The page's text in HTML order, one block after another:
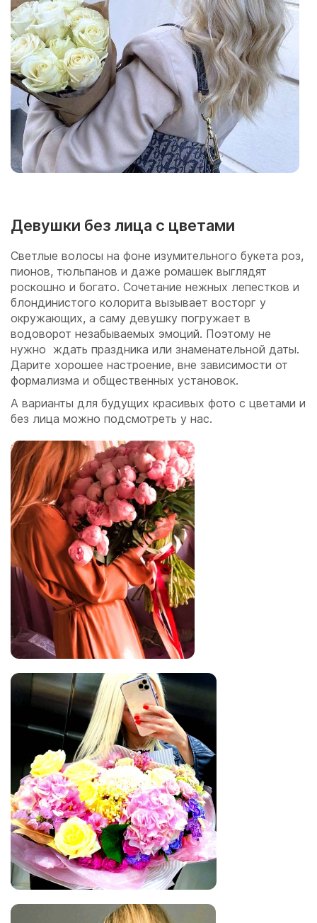
Девушки без лица с цветами
Светлые волосы на фоне изумительного букета роз,
пионов, тюльпанов и даже ромашек выглядят
роскошно и богато. Сочетание нежных лепестков и
блондинистого колорита вызывает восторг у
окружающих, а саму девушку погружает в
водоворот незабываемых эмоций. Поэтому не
нужно ждать праздника или знаменательной даты.
Дарите хорошее настроение, вне зависимости от
формализма и общественных установок.
А варианты для будущих красивых фото с цветами и
без лица можно подсмотреть у нас.